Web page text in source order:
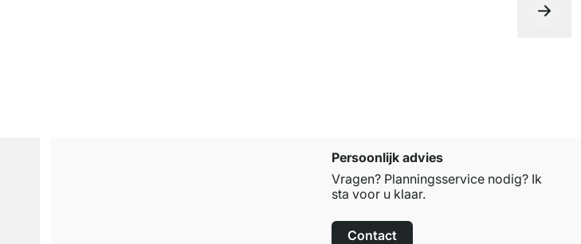
Persoonlijk advies
Vragen? Planningsservice nodig? Ik
sta voor u klaar.
Contact